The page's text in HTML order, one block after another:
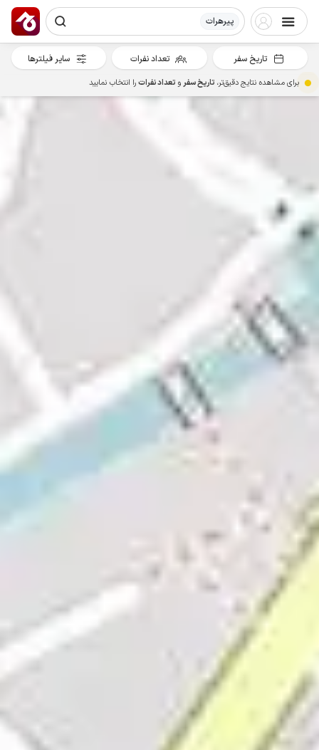
پیرهرات
تاریخ سفر تعداد نفرات سایر فیلترها
برای مشاهده نتایج دقیق‌تر، تاریخ سفرو تعداد نفراترا انتخاب نمایید